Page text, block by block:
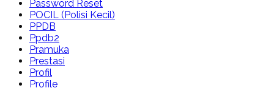
Password Reset
POCIL (Polisi Kecil)
PPDB
Ppdb2
Pramuka
Prestasi
Profil
Profile